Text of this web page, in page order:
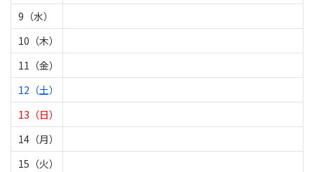
9（水）
10（木）
11（金）
12（土）
13（日）
14（月）
15（火）